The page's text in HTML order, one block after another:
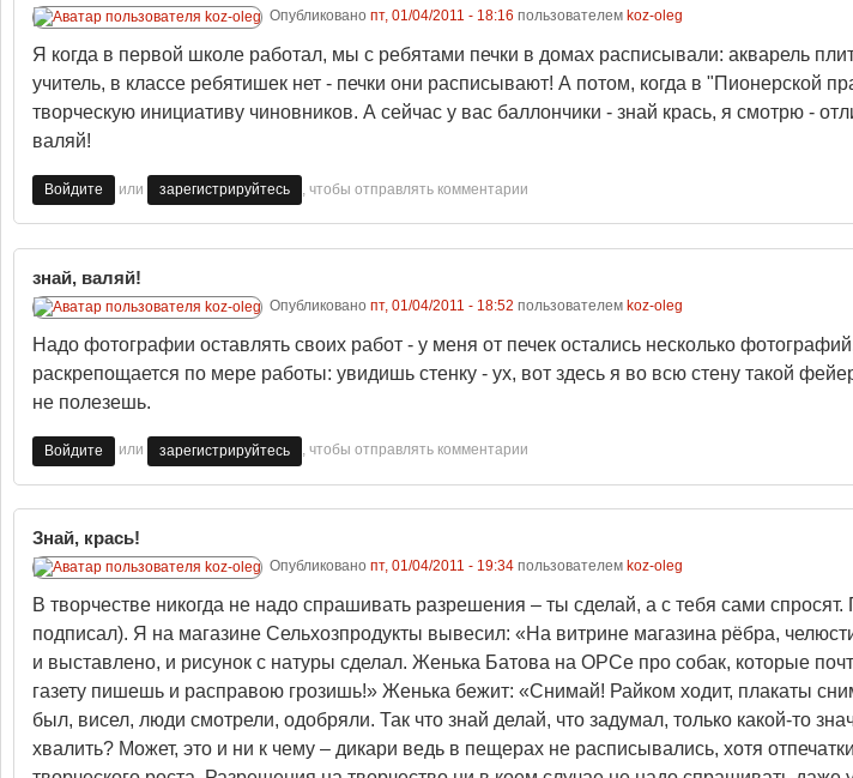
Опубликовано пт, 01/04/2011 - 18:16 пользователем koz-oleg
Я когда в первой школе работал, мы с ребятами печки в домах расписывали: акварель
учитель, в классе ребятишек нет - печки они расписывают! А потом, когда в "Пионерской
творческую инициативу чиновников. А сейчас у вас баллончики - знай крась, я смотрю -
валяй!
Войдите или зарегистрируйтесь , чтобы отправлять комментарии
знай, валяй!
Опубликовано пт, 01/04/2011 - 18:52 пользователем koz-oleg
Надо фотографии оставлять своих работ - у меня от печек остались несколько
раскрепощается по мере работы: увидишь стенку - ух, вот здесь я во всю стену такой
не полезешь.
Войдите или зарегистрируйтесь , чтобы отправлять комментарии
Знай, крась!
Опубликовано пт, 01/04/2011 - 19:34пользователем koz-oleg
В творчестве никогда не надо спрашивать разрешения – ты сделай, а с тебя сами
подписал). Я на магазине Сельхозпродукты вывесил: «На витрине магазина рёбра,
и выставлено, и рисунок с натуры сделал. Женька Батова на ОРСе про собак, которые
газету пишешь и расправою грозишь!» Женька бежит: «Снимай! Райком ходит, плакаты
был, висел, люди смотрели, одобряли. Так что знай делай, что задумал, только какой-то
хвалить? Может, это и ни к чему – дикари ведь в пещерах не расписывались, хотя